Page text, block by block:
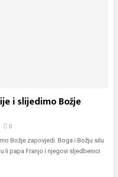
i slijedimo Božje
0
Božje zapovjedi. Boga i Božju silu
li papa Franjo i njegovi sljedbenici